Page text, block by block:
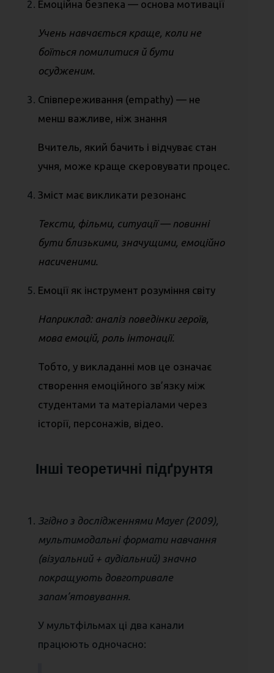
Емоційна безпека — основа мотивації
Учень навчається краще, коли не
боїться помилитися й бути
осудженим.
Співпереживання (empathy) — не
менш важливе, ніж знання
Вчитель, який бачить і відчуває стан
учня, може краще скеровувати процес.
Зміст має викликати резонанс
Тексти, фільми, ситуації — повинні
бути близькими, значущими, емоційно
насиченими.
Емоції як інструмент розуміння світу
Наприклад: аналіз поведінки героїв,
мова емоцій, роль інтонації. ⠀
Тобто, у викладанні мов це означає
створення емоційного зв’язку між
студентами та матеріалами через
історії, персонажів, відео.
Інші теоретичні підґрунтя
Згідно з дослідженнями Mayer (2009),
мультимодальні формати навчання
(візуальний + аудіальний) значно
покращують довготривале
запам’ятовування.
У мультфільмах ці два канали
працюють одночасно: